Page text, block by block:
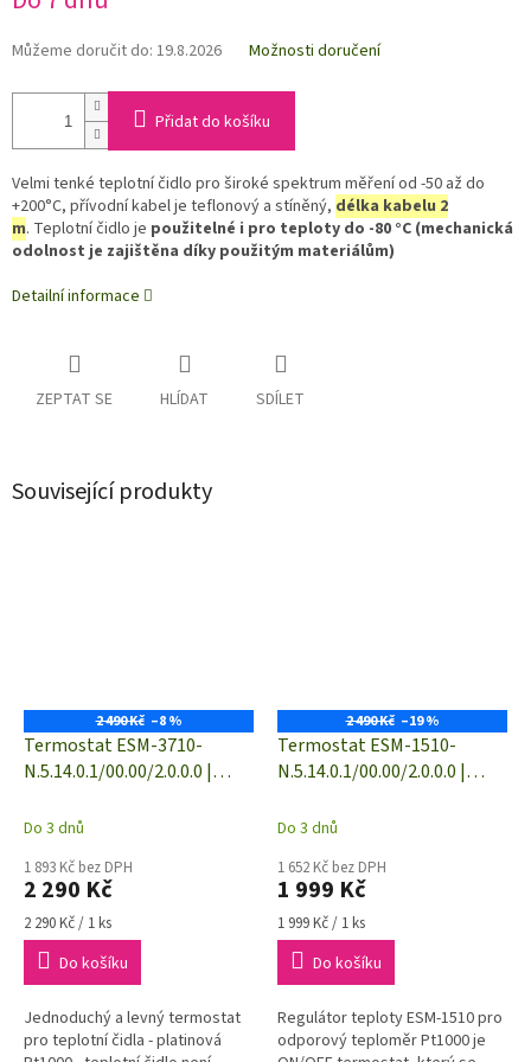
Můžeme doručit do: 19.8.2026 Možnosti doručení
Přidat do košíku
Velmi tenké teplotní čidlo pro široké spektrum měření od -50 až do
+200°C, přívodní kabel je teflonový a stíněný, délka kabelu 2
m. Teplotní čidlo je použitelné i pro teploty do -80 °C (mechanická
odolnost je zajištěna díky použitým materiálům)
Detailní informace
ZEPTAT SE HLÍDAT SDÍLET
Související produkty
2 490 Kč –8 %
Termostat ESM-3710-
N.5.14.0.1/00.00/2.0.0.0 |
16 A | 230 VAC
Do 3 dnů
1 893 Kč bez DPH
2 290 Kč
Měrná
cena:
2 290 Kč / 1 ks
Do košíku
Jednoduchý a levný termostat
pro teplotní čidla - platinová
2 490 Kč –19 %
Termostat ESM-1510-
N.5.14.0.1/00.00/2.0.0.0 |
5 A | 230 VAC
Do 3 dnů
1 652 Kč bez DPH
1 999 Kč
Měrná
cena:
1 999 Kč / 1 ks
Do košíku
Regulátor teploty ESM-1510 pro
odporový teploměr Pt1000 je